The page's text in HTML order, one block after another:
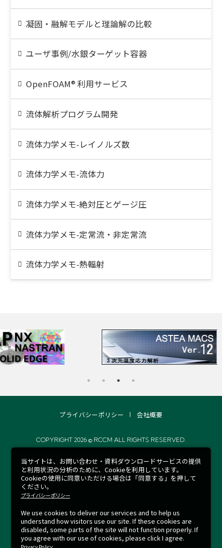
凝固・融解モデルと理論解の比較
ユーザ事例/水銀ターゲット容器
OpenFOAM® 利用サービス
流体解析プログラム開発
流体力学メモ-レイノルズ数
流体力学メモ-流体力
流体力学メモ-絶対圧とゲージ圧
流体力学メモ-定常流・非定常流
流体力学メモ-熱輻射
プライバシーポリシー 会社概要
COPYRIGHT 2026 © RCCM ALL RIGHTS RESERVED.
当サイトは、お問い合わせ・資料ダウンロードサービスの提供
と利用状況の分析のために、Cookieを利用しています。
Cookieの使用に同意いただける場合は「同意する」を押して
ください。
プライバシーポリシー
We use cookies to deliver our services and to help us
understand how visitors use our site. If these cookies are
disabled, some parts of the site will not function properly. If
you agree with our use of cookies, please click I agree.